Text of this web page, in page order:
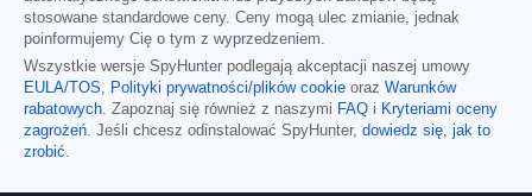
stosowane standardowe ceny. Ceny mogą ulec zmianie, jednak
poinformujemy Cię o tym z wyprzedzeniem.
Wszystkie wersje SpyHunter podlegają akceptacji naszej umowy
EULA/TOS, Polityki prywatności/plików cookie oraz Warunków
rabatowych. Zapoznaj się również z naszymi FAQ i Kryteriami oceny
zagrożeń. Jeśli chcesz odinstalować SpyHunter, dowiedz się, jak to
zrobić.